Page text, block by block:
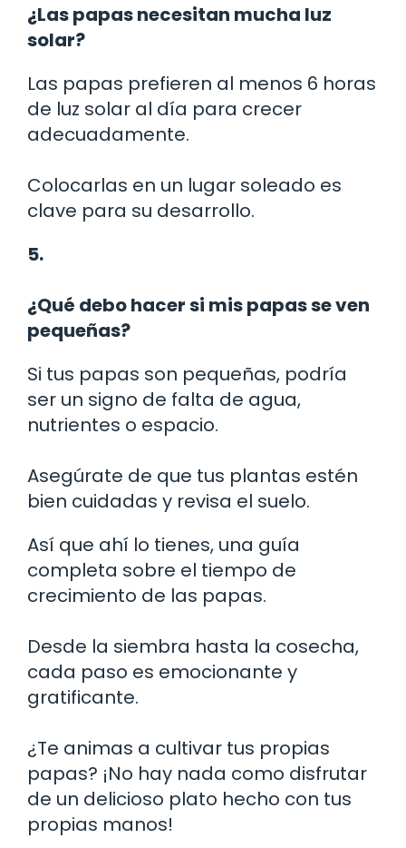
¿Las papas necesitan mucha luz
solar?
Las papas prefieren al menos 6 horas
de luz solar al día para crecer
adecuadamente.
Colocarlas en un lugar soleado es
clave para su desarrollo.
5.
¿Qué debo hacer si mis papas se ven
pequeñas?
Si tus papas son pequeñas, podría
ser un signo de falta de agua,
nutrientes o espacio.
Asegúrate de que tus plantas estén
bien cuidadas y revisa el suelo.
Así que ahí lo tienes, una guía
completa sobre el tiempo de
crecimiento de las papas.
Desde la siembra hasta la cosecha,
cada paso es emocionante y
gratificante.
¿Te animas a cultivar tus propias
papas? ¡No hay nada como disfrutar
de un delicioso plato hecho con tus
propias manos!